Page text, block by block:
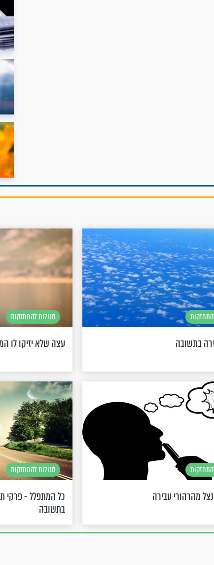
בתשובה
סגולות להתחזקות
עצה שלא יזיקו לו
מהרהורי עבירה
סגולות להתחזקות
כל המתפלל - פרקי
בתשובה